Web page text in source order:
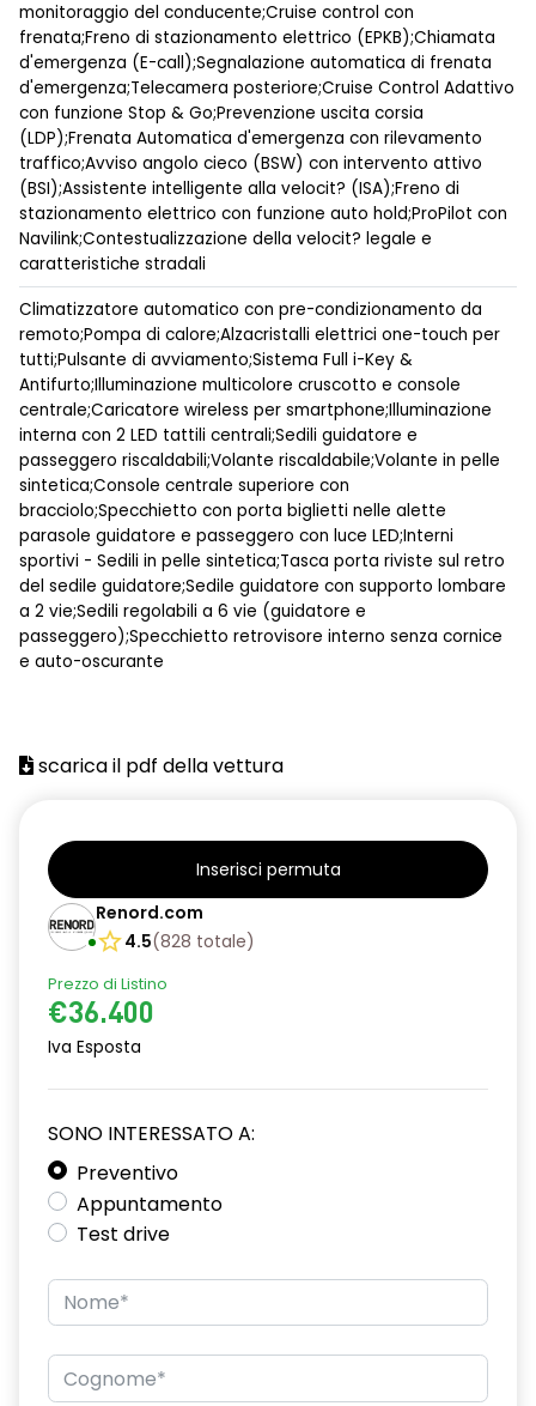
monitoraggio del conducente;Cruise control con
frenata;Freno di stazionamento elettrico (EPKB);Chiamata
d'emergenza (E-call);Segnalazione automatica di frenata
d'emergenza;Telecamera posteriore;Cruise Control Adattivo
con funzione Stop & Go;Prevenzione uscita corsia
(LDP);Frenata Automatica d'emergenza con rilevamento
traffico;Avviso angolo cieco (BSW) con intervento attivo
(BSI);Assistente intelligente alla velocit? (ISA);Freno di
stazionamento elettrico con funzione auto hold;ProPilot con
Navilink;Contestualizzazione della velocit? legale e
caratteristiche stradali
Climatizzatore automatico con pre-condizionamento da
remoto;Pompa di calore;Alzacristalli elettrici one-touch per
tutti;Pulsante di avviamento;Sistema Full i-Key &
Antifurto;Illuminazione multicolore cruscotto e console
centrale;Caricatore wireless per smartphone;Illuminazione
interna con 2 LED tattili centrali;Sedili guidatore e
passeggero riscaldabili;Volante riscaldabile;Volante in pelle
sintetica;Console centrale superiore con
bracciolo;Specchietto con porta biglietti nelle alette
parasole guidatore e passeggero con luce LED;Interni
sportivi - Sedili in pelle sintetica;Tasca porta riviste sul retro
del sedile guidatore;Sedile guidatore con supporto lombare
a 2 vie;Sedili regolabili a 6 vie (guidatore e
passeggero);Specchietto retrovisore interno senza cornice
e auto-oscurante
scarica il pdf della vettura
Inserisci permuta
Renord.com
4.5(828 totale)
Prezzo di Listino
€36.400
Iva Esposta
SONO INTERESSATO A:
Preventivo
Appuntamento
Test drive